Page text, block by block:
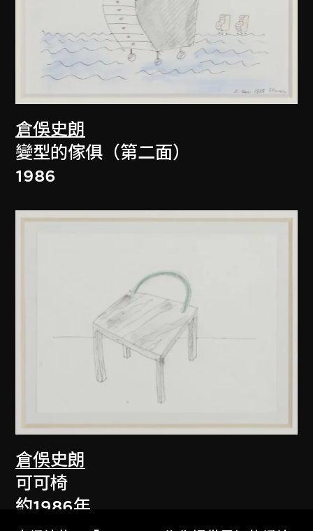
倉俁史朗
變型的傢俱（第二面）
1986
倉俁史朗
可可椅
約1986年